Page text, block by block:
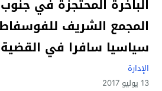
الباخرة المحتجزة في
المجمع الشريف
سياسيا سافرا في
الإدارة
13 يوليو 2017